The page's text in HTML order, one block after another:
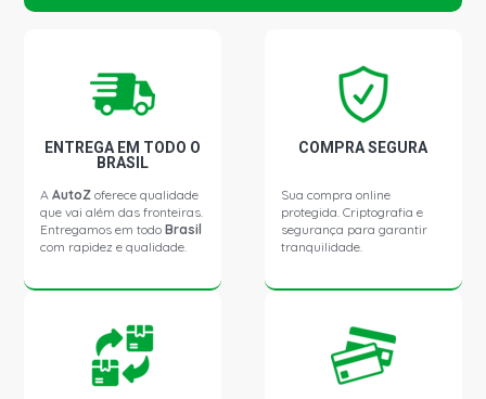
ENTREGA EM TODO O
BRASIL
AAutoZ oferece qualidade
que vai além das fronteiras.
Entregamos em todoBrasil
com rapidez e qualidade.
COMPRA SEGURA
Sua compra online
protegida. Criptografia e
segurança para garantir
tranquilidade.